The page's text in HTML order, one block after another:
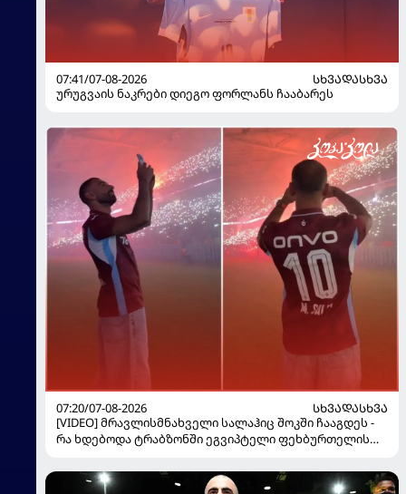
07:41/07-08-2026
ᲡᲮᲕᲐᲓᲐᲡᲮᲕᲐ
ურუგვაის ნაკრები დიეგო ფორლანს ჩააბარეს
07:20/07-08-2026
ᲡᲮᲕᲐᲓᲐᲡᲮᲕᲐ
[VIDEO] მრავლისმნახველი სალაჰიც შოკში ჩააგდეს -
რა ხდებოდა ტრაბზონში ეგვიპტელი ფეხბურთელის